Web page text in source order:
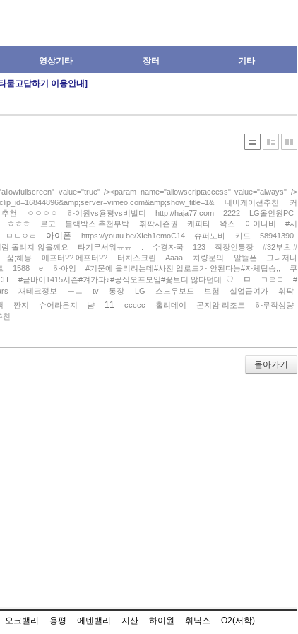
영상기타 장터 기타
묻고답하기 이용안내]
value="true" /><param name="allowscriptaccess" value="always" />
네비게이션추천
커
추천 ㅇㅇㅇㅇ 하이원vs용평vs비발디 http://haja77.com 2222
LG올인원PC
ㅎㅎㅎ 로고 블랙박스 추천부탁 휘팍시즌권 캐피타 왁스 아이나비
#시
ㅁㄴㅇㄹ 아이폰 https://youtu.be/XIeh1emoC14 슈퍼노바 카드
58941390
돌리지 않을께요 타기무서워ㅠㅠ 수경자국 123 직장인통장
#32부츠 #
꿈;해몽 애프터?? 에프터?? 터치스크린 Aaaa 차량문의 알뜰폰
그나저나
1588 e 하아잉 #기묻에 올리려는데#사진 업로드가 안된다능#자체탑승;;
쿠
#귿바이1415시즌#겨가파♪#공식오프모임#꽃보더 많다던데..♡ ㅁ ㄱㄹㄷ
#
재테크정보 ㅜㅡ tv 통장 LG 스노우보드 보험 실업급여가
휘팍
짠지 슈어라운지 냠 11 ccccc 홀리데이 곤지암 리조트
하루작성량
천
돌아가기
오크밸리 용평 에덴밸리 지산 하이원 휘닉스 O2(서학)